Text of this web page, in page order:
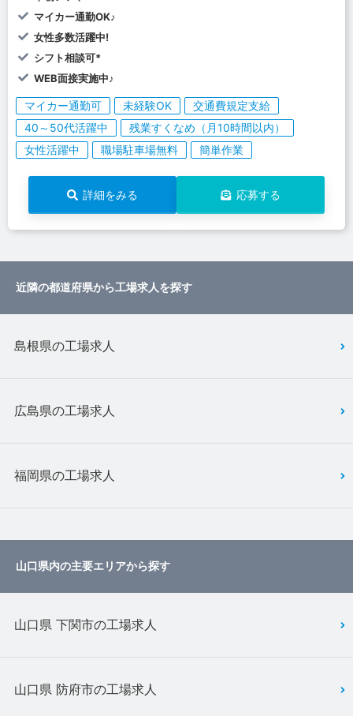
マイカー通勤OK♪
女性多数活躍中!
シフト相談可*
WEB面接実施中♪
マイカー通勤可 未経験OK
交通費規定支給
40～50代活躍中
残業すくなめ（月10時間以内）
女性活躍中
職場駐車場無料 簡単作業
詳細をみる 応募する
近隣の都道府県から工場求人を探す
島根県の工場求人
広島県の工場求人
福岡県の工場求人
山口県内の主要エリアから探す
山口県 下関市の工場求人
山口県 防府市の工場求人